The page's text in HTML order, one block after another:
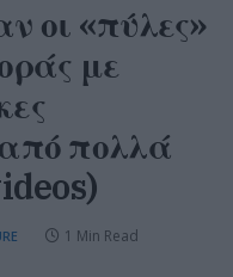
οι «πύλες»
με
πολλά
1 Min Read